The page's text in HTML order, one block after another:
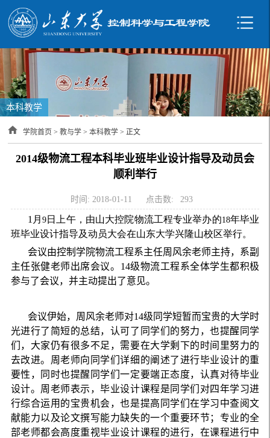
本科教学
学院首页 >教与学 >本科教学 > 正文
2014级物流工程本科毕业班毕业设计指导及动员会
顺利举行
时间: 2018-01-11 点击数: 293
1 月9 日上午，由山大控院物流工程专业举办的18年毕业
班毕业设计指导及动员大会在山东大学兴隆山校区举行。
会议由控制学院物流工程系主任周风余老师主持，系副
主任张健老师出席会议。 14级物流工程系全体学生都积极
参与了会议，并主动提出了意见。
会议伊始，周风余老师对14级同学短暂而宝贵的大学时
光进行了简短的总结，认可了同学们的努力，也提醒同学
们，大家仍有很多不足，需要在大学剩下的时间里努力的
去改进。周老师向同学们详细的阐述了进行毕业设计的重
要性，同时也提醒同学们一定要端正态度，认真对待毕业
设计。周老师表示，毕业设计课程是同学们对四年学习进
行综合运用的宝贵机会，也是提高同学们在学习中查阅文
献能力以及论文撰写能力缺失的一个重要环节；专业的全
部老师都会高度重视毕业设计课程的进行，在课程进行中